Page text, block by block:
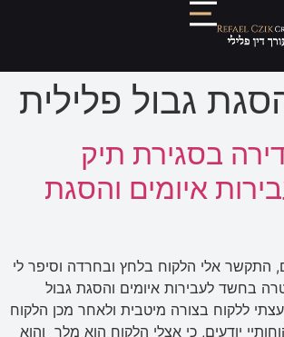
גבול פלילית
בסגירת תיק
איומים והסגת
התקשר אלי הלקוח בלחץ ובחרדה וסיפר לי
בחשד לעבירות איומים והסגת גבול
ללקוח בצורה מיטבית ולאחר מכן הלקוח
יודעים, כי אצלי הלקוח הוא מלך והוא